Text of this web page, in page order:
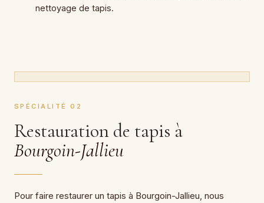
nettoyage de tapis.
SPÉCIALITÉ 02
Restauration de tapis à
Bourgoin-Jallieu
Pour faire restaurer un tapis à Bourgoin-Jallieu, nous